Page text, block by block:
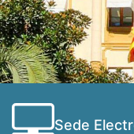
Sede